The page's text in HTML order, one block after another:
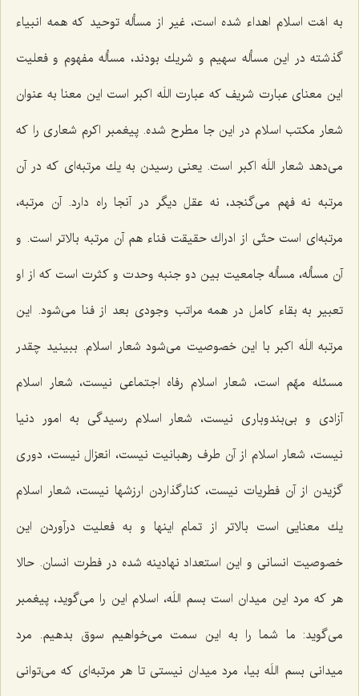
به امّت اسلام اهداء شده است، غیر از مسأله توحید كه همه انبیاء
گذشته در این مسأله سهیم و شریك بودند، مسأله مفهوم و فعلیت
این معنای عبارت شریف كه عبارت‌ اللَه اكبر است این معنا به عنوان
شعار مكتب اسلام در این جا مطرح شده. پیغمبر اكرم شعاری را كه
می‌دهد شعار اللَه اكبر است. یعنی رسیدن به یك مرتبه‌ای كه در آن
مرتبه نه فهم می‌گنجد، نه عقل دیگر در آنجا راه دارد. آن مرتبه،
مرتبه‌ای است حتّی از ادراك حقیقت فناء هم آن مرتبه بالاتر است. و
آن مسأله، مسأله جامعیت بین دو جنبه وحدت و كثرت است كه از او
تعبیر به بقاء كامل در همه مراتب وجودی بعد از فنا می‌شود. این
مرتبه‌ اللَه اكبر با این خصوصیت می‌شود شعار اسلام. ببینید چقدر
مسئله مهّم است، شعار اسلام رفاه اجتماعی نیست، شعار اسلام
آزادی و بی‌بندوباری نیست، شعار اسلام رسیدگی به امور دنیا
نیست، شعار اسلام از آن طرف رهبانیت نیست، انعزال نیست، دوری
گزیدن از آن فطریات نیست، كنارگذاردن ارزشها نیست، شعار اسلام
یك معنایی است بالاتر از تمام اینها و به فعلیت درآوردن این
خصوصیت انسانی و این استعداد نهادینه شده در فطرت انسان. حالا
هر كه مرد این میدان است‌ بسم اللَه‌، اسلام این را می‌گوید، پیغمبر
می‌گوید: ما شما را به این سمت می‌خواهیم سوق بدهیم. مرد
میدانی‌ بسم اللَه‌بیا، مرد میدان نیستی تا هر مرتبه‌ای كه می‌توانی